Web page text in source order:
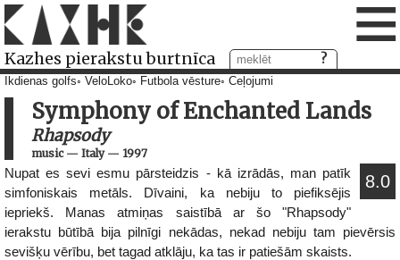
Kazhes pierakstu burtnīca ≡
Ikdienas golfs VeloLoko Futbola vēsture Ceļojumi
Symphony of Enchanted Lands
Rhapsody
music— Italy— 1997
8.0
Nupat es sevi esmu pārsteidzis - kā izrādās, man patīk
simfoniskais metāls. Dīvaini, ka nebiju to piefiksējis
iepriekš. Manas atmiņas saistībā ar šo "Rhapsody"
ierakstu būtībā bija pilnīgi nekādas, nekad nebiju tam pievērsis
sevišķu vērību, bet tagad atklāju, ka tas ir patiešām skaists.